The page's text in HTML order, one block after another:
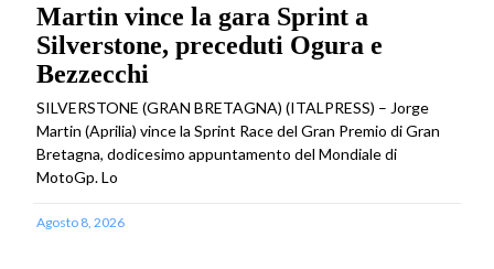
Martin vince la gara Sprint a
Silverstone, preceduti Ogura e
Bezzecchi
SILVERSTONE (GRAN BRETAGNA) (ITALPRESS) – Jorge
Martin (Aprilia) vince la Sprint Race del Gran Premio di Gran
Bretagna, dodicesimo appuntamento del Mondiale di
MotoGp. Lo
Agosto 8, 2026